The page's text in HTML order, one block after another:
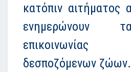
κατόπιν αιτήματος
ενημερώνουν
επικοινωνίας
δεσποζόμενων ζώων.